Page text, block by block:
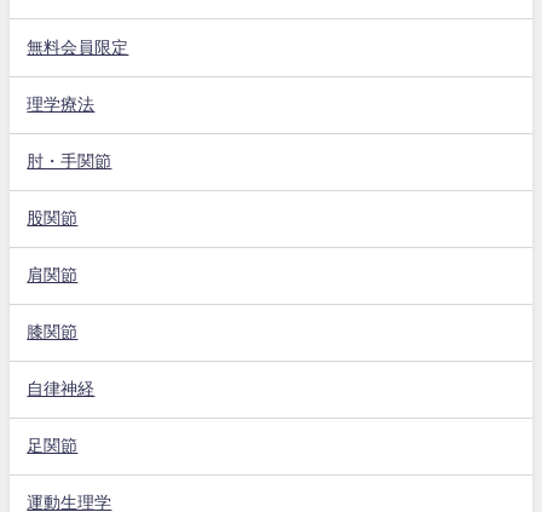
無料会員限定
理学療法
肘・手関節
股関節
肩関節
膝関節
自律神経
足関節
運動生理学